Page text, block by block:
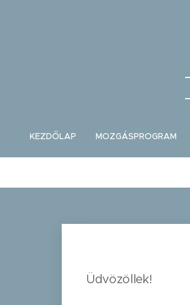
KEZDŐLAP MOZGÁSPROGRAM
Üdvözöllek!